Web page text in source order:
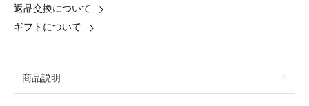
返品交換について
ギフトについて
商品説明